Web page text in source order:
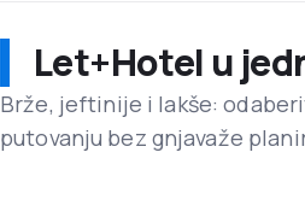
Let+Hotel u
Brže, jeftinije i lakše:
putovanju bez gnjavaže